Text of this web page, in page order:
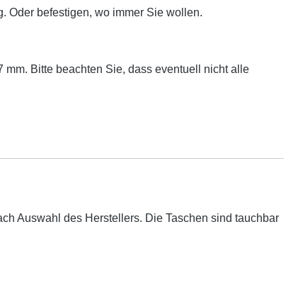
Oder befestigen, wo immer Sie wollen.
mm. Bitte beachten Sie, dass eventuell nicht alle
Auswahl des Herstellers. Die Taschen sind tauchbar